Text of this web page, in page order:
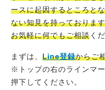
ースに起因するところと
ない知見を持っておりま
お気軽に何でもご相談 く
まずは、Line登録からご
※トップの右のラインマ
押下してください。